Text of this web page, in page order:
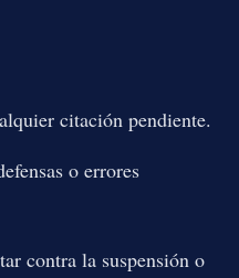
citación pendiente.
o errores
contra la suspensión o